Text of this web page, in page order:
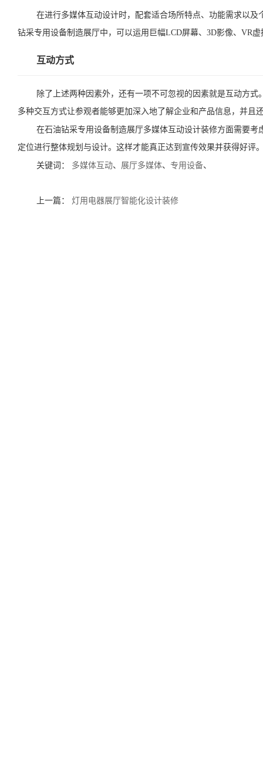
在进行多媒体互动设计时，配套适合场所特点、功能需求以
钻采专用设备制造展厅中，可以运用巨幅LCD屏幕、3D影像、VR
互动方式
除了上述两种因素外，还有一项不可忽视的因素就是互动方
多种交互方式让参观者能够更加深入地了解企业和产品信息，并且
在石油钻采专用设备制造展厅多媒体互动设计装修方面需要
定位进行整体规划与设计。这样才能真正达到宣传效果并获得好评
关键词： 多媒体互动、 展厅多媒体、 专用设备、
上一篇： 灯用电器展厅智能化设计装修